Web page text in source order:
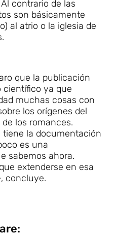
contrario de las
son básicamente
al atrio o la iglesia de
que la publicación
ya que
muchas cosas con
los orígenes del
los romances.
la documentación
es una
sabemos ahora.
extenderse en esa
concluye.